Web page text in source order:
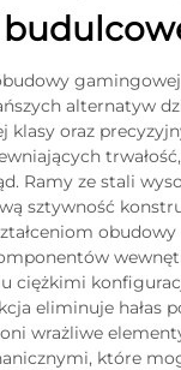
alternatyw
klasy oraz
Ramy ze stali
sztywność
ciężkimi
eliminuje hałas
wrażliwe
które